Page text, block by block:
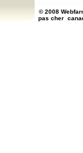
© 2008
pas cher